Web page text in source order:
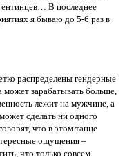
В последнее
я бываю до 5-6 раз в
распределены гендерные
зарабатывать больше,
лежит на мужчине, а
сделать ни одного
что в этом танце
ощущения –
что только совсем